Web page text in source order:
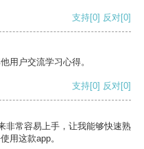
支持[0] 反对[0]
用户交流学习心得。
支持[0] 反对[0]
非常容易上手，让我能够快速熟
用这款app。